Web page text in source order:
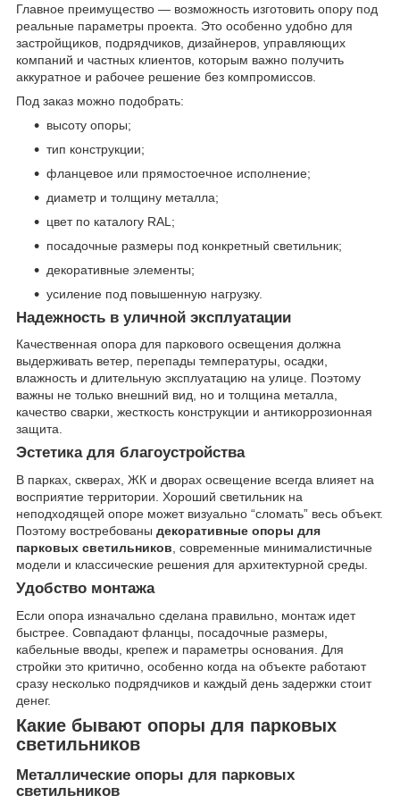
Главное преимущество — возможность изготовить опору под
реальные параметры проекта. Это особенно удобно для
застройщиков, подрядчиков, дизайнеров, управляющих
компаний и частных клиентов, которым важно получить
аккуратное и рабочее решение без компромиссов.
Под заказ можно подобрать:
высоту опоры;
тип конструкции;
фланцевое или прямостоечное исполнение;
диаметр и толщину металла;
цвет по каталогу RAL;
посадочные размеры под конкретный светильник;
декоративные элементы;
усиление под повышенную нагрузку.
Надежность в уличной эксплуатации
Качественная опора для паркового освещения должна
выдерживать ветер, перепады температуры, осадки,
влажность и длительную эксплуатацию на улице. Поэтому
важны не только внешний вид, но и толщина металла,
качество сварки, жесткость конструкции и антикоррозионная
защита.
Эстетика для благоустройства
В парках, скверах, ЖК и дворах освещение всегда влияет на
восприятие территории. Хороший светильник на
неподходящей опоре может визуально “сломать” весь объект.
Поэтому востребованы декоративные опоры для
парковых светильников , современные минималистичные
модели и классические решения для архитектурной среды.
Удобство монтажа
Если опора изначально сделана правильно, монтаж идет
быстрее. Совпадают фланцы, посадочные размеры,
кабельные вводы, крепеж и параметры основания. Для
стройки это критично, особенно когда на объекте работают
сразу несколько подрядчиков и каждый день задержки стоит
денег.
Какие бывают опоры для парковых
светильников
Металлические опоры для парковых
светильников